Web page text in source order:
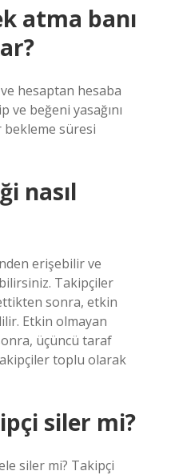
atma banı
hesaptan hesaba
ve beğeni yasağını
bekleme süresi
nasıl
erişebilir ve
Takipçiler
sonra, etkin
Etkin olmayan
üçüncü taraf
toplu olarak
siler mi?
siler mi? Takipçi